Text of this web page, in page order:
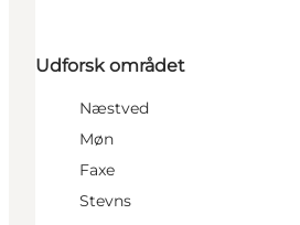
Udforsk området
Næstved
Møn
Faxe
Stevns